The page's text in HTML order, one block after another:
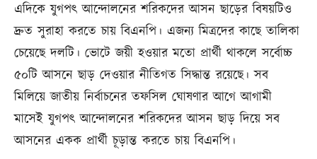
এদিকে যুগপৎ আন্দোলনের শরিকদের আসন ছাড়ের বিষয়টিও
দ্রুত সুরাহা করতে চায় বিএনপি। এজন্য মিত্রদের কাছে তালিকা
চেয়েছে দলটি। ভোটে জয়ী হওয়ার মতো প্রার্থী থাকলে সর্বোচ্চ
৫০টি আসনে ছাড় দেওয়ার নীতিগত সিদ্ধান্ত রয়েছে। সব
মিলিয়ে জাতীয় নির্বাচনের তফসিল ঘোষণার আগে আগামী
মাসেই যুগপৎ আন্দোলনের শরিকদের আসন ছাড় দিয়ে সব
আসনের একক প্রার্থী চূড়ান্ত করতে চায় বিএনপি।